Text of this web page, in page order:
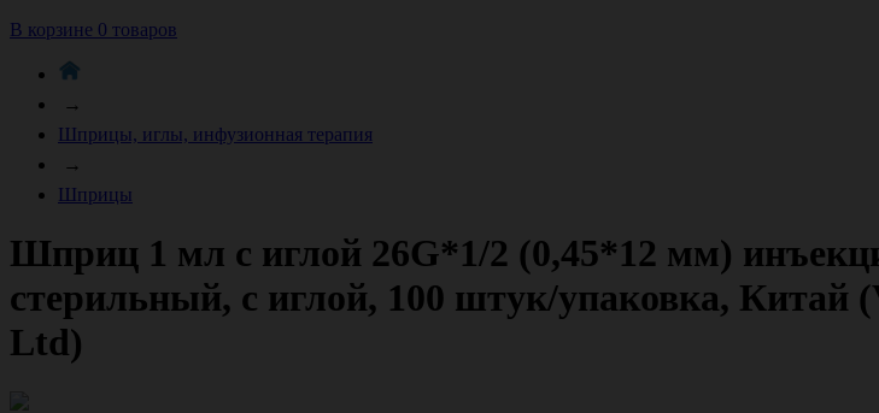
В корзине 0 товаров
→
Шприцы, иглы, инфузионная терапия
→
Шприцы
Шприц 1 мл с иглой 26G*1/2 (0,45*12 мм)
стерильный, с иглой, 100 штук/упаковка,
Ltd)